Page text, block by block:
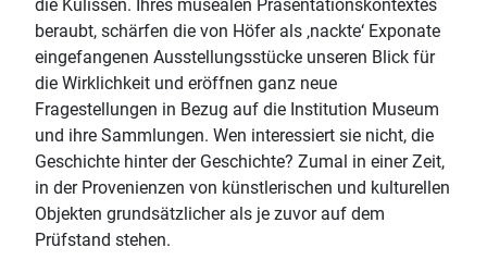
die Kulissen. Ihres musealen Präsentationskontextes
beraubt, schärfen die von Höfer als ‚nackte‘ Exponate
eingefangenen Ausstellungsstücke unseren Blick für
die Wirklichkeit und eröffnen ganz neue
Fragestellungen in Bezug auf die Institution Museum
und ihre Sammlungen. Wen interessiert sie nicht, die
Geschichte hinter der Geschichte? Zumal in einer Zeit,
in der Provenienzen von künstlerischen und kulturellen
Objekten grundsätzlicher als je zuvor auf dem
Prüfstand stehen.